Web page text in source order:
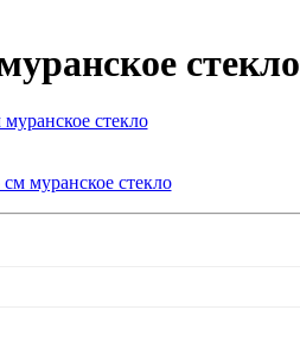
стекло